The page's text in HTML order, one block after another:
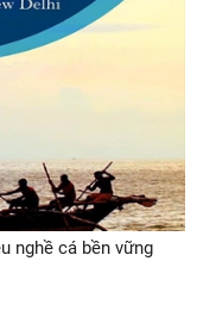
nghề cá bền vững